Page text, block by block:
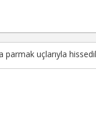
parmak uçlarıyla